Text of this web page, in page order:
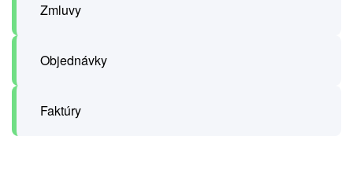
Zmluvy
Objednávky
Faktúry